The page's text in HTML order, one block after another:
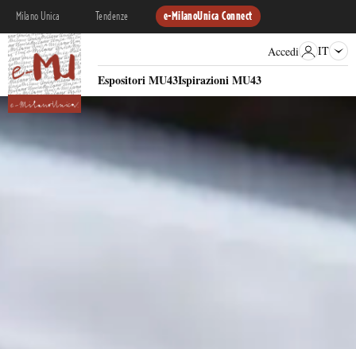
Milano Unica Tendenze e-MilanoUnica Connect
Espositori MU43Ispirazioni MU43
Accedi IT